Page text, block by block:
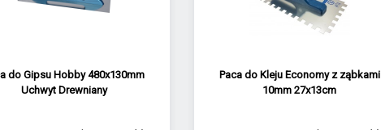
do Gipsu Hobby 480x130mm
Uchwyt Drewniany
Paca do Kleju Economy z ząbkami
10mm 27x13cm